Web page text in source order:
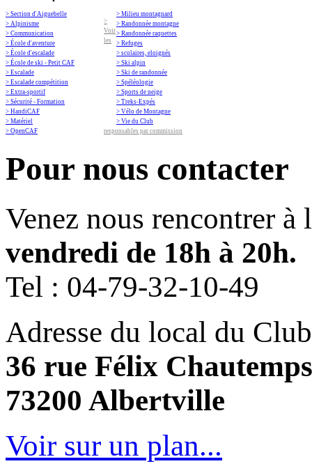
> Section d'Aiguebelle
> Alpinisme
> Communication
> École d'aventure
> École d'escalade
> École de ski - Petit CAF
> Escalade
> Escalade compétition
> Extra-sportif
> Sécurité - Formation
> HandiCAF
> Matériel
> OpenCAF
> Milieu montagnard
> Randonnée montagne
> Randonnée raquettes
> Refuges
> scolaires, eloignés
> Ski alpin
> Ski de randonnée
> Spéléologie
> Sports de neige
> Treks-Expés
> Vélo de Montagne
> Vie du Club
>
Voir
les
responsables par commission
Pour nous contacter
Venez nous rencontrer à
vendredi de 18h à 20h.
Tel : 04-79-32-10-49
Adresse du local du
36 rue Félix Chautemps
73200 Albertville
Voir sur un plan...